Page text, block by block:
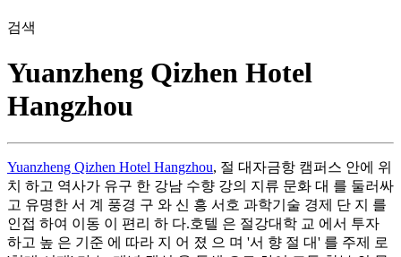
검색
Yuanzheng Qizhen Hotel
Hangzhou
Yuanzheng Qizhen Hotel Hangzhou, 절 대자금항 캠퍼스 안에 위
치 하고 역사가 유구 한 강남 수향 강의 지류 문화 대 를 둘러싸
고 유명한 서 계 풍경 구 와 신 흥 서호 과학기술 경제 단 지 를
인접 하여 이동 이 편리 하 다.호텔 은 절강대학 교 에서 투자
하고 높 은 기준 에 따라 지 어 졌 으 며 '서 향 절 대' 를 주제 로